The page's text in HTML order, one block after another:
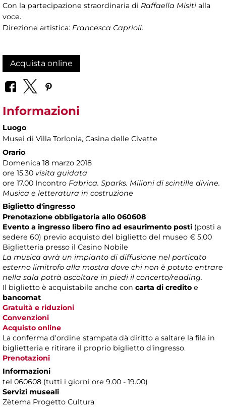
Con la partecipazione straordinaria di Raffaella Misiti alla
voce.
Direzione artistica: Francesca Caprioli.
Acquista online
Informazioni
Luogo
Musei di Villa Torlonia, Casina delle Civette
Orario
Domenica 18 marzo 2018
ore 15.30 visita guidata
ore 17.00 Incontro Fabrica. Sparks. Milioni di scintille divine.
Musica e letteratura in costruzione
Biglietto d'ingresso
Prenotazione obbligatoria allo 060608
Evento a ingresso libero fino ad esaurimento posti (posti a
sedere 60) previo acquisto del biglietto del museo € 5,00
Biglietteria presso il Casino Nobile
La musica avrà un impianto di diffusione nel porticato
esterno limitrofo alla mostra dove chi non è potuto entrare
nella sala potrà ascoltare in piedi il concerto/reading.
Il biglietto è acquistabile anche con carta di credito e
bancomat
Gratuità e riduzioni
Convenzioni
Acquisto online
La conferma d'ordine stampata dà diritto a saltare la fila in
biglietteria e ritirare il proprio biglietto d'ingresso.
Prenotazioni
Informazioni
tel 060608 (tutti i giorni ore 9.00 - 19.00)
Servizi museali
Zètema Progetto Cultura